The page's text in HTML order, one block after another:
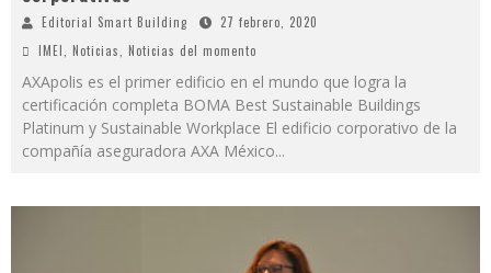
Editorial Smart Building
27 febrero, 2020
IMEI, Noticias, Noticias del momento
AXApolis es el primer edificio en el mundo que logra la
certificación completa BOMA Best Sustainable Buildings
Platinum y Sustainable Workplace El edificio corporativo de la
compañía aseguradora AXA México...